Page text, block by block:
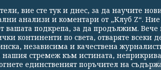
вие сте тук и днес, за да научите
анализи и коментари от „Клуб Z“.
вашата подкрепа, за да продължим. Вече
континенти по света, отваряте всеки
независима и качествена
нашия стремеж към истината,
единственият поръчител на